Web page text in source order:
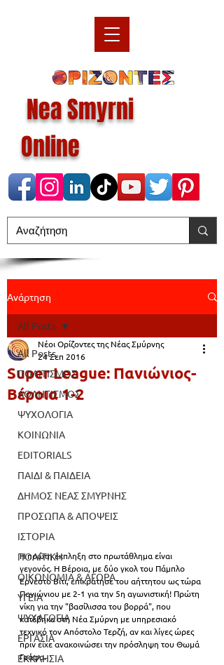
Nea Smyrni
Online
Ανάρτηση
All Posts
ΠΟΛΙΤΙΣΜΟΣ
ΑΘΛΗΤΙΣΜΟΣ
ΨΥΧΟΛΟΓΙΑ
ΚΟΙΝΩΝΙΑ
EDITORIALS
ΠΑΙΔΙ & ΠΑΙΔΕΙΑ
ΔΗΜΟΣ ΝΕΑΣ ΣΜΥΡΝΗΣ
ΠΡΟΣΩΠΑ & ΑΠΟΨΕΙΣ
ΙΣΤΟΡΙΑ
ΠΟΛΙΤΙΚΗ
ΟΙΚΟΝΟΜΙΑ & ΑΓΟΡΑ
ΥΓΕΙΑ
ΨΥΧΑΓΩΓΙΑ
ΕΡΓΑΣΙΑ
ΕΚΚΛΗΣΙΑ
All Posts
Super League: Πανιώνιος-
Βέροια 1-2
Νέοι Ορίζοντες της Νέας Σμύρνης
24 Σεπ 2016
Η πρώτη έκπληξη στο πρωτάθλημα είναι
γεγονός. Η Βέροια, με δύο γκολ του Πάμπλο
Ερνέστο Βίτι, επικράτησε του αήττητου ως τώρα
Πανιώνιου με 2-1 για την 5η αγωνιστική! Πρώτη
νίκη για την "βασίλισσα του βορρά", που
κατέβηκε στη Νέα Σμύρνη με υπηρεσιακό
τεχνικό τον Απόστολο Τερζή, αν και λίγες ώρες
πριν είχε ανακοινώσει την πρόσληψη του Θωμά
Γράφα.